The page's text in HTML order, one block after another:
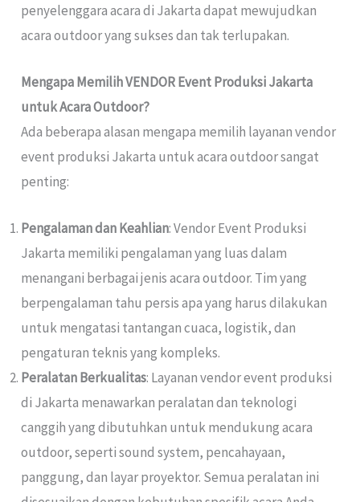
penyelenggara acara di Jakarta dapat mewujudkan
acara outdoor yang sukses dan tak terlupakan.
Mengapa Memilih VENDOR Event Produksi Jakarta
untuk Acara Outdoor?
Ada beberapa alasan mengapa memilih layanan vendor
event produksi Jakarta untuk acara outdoor sangat
penting:
Pengalaman dan Keahlian: Vendor Event Produksi
Jakarta memiliki pengalaman yang luas dalam
menangani berbagai jenis acara outdoor. Tim yang
berpengalaman tahu persis apa yang harus dilakukan
untuk mengatasi tantangan cuaca, logistik, dan
pengaturan teknis yang kompleks.
Peralatan Berkualitas: Layanan vendor event produksi
di Jakarta menawarkan peralatan dan teknologi
canggih yang dibutuhkan untuk mendukung acara
outdoor, seperti sound system, pencahayaan,
panggung, dan layar proyektor. Semua peralatan ini